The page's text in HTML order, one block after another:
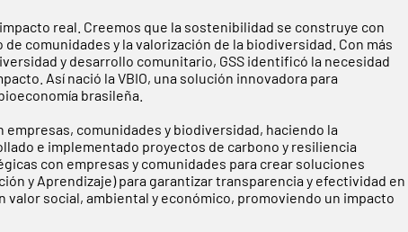
real. Creemos que la sostenibilidad se construye con
comunidades y la valorización de la biodiversidad. Con más
y desarrollo comunitario, GSS identificó la necesidad
Así nació la VBIO, una solución innovadora para
brasileña.
comunidades y biodiversidad, haciendo la
e implementado proyectos de carbono y resiliencia
con empresas y comunidades para crear soluciones
y Aprendizaje) para garantizar transparencia y efectividad en
social, ambiental y económico, promoviendo un impacto